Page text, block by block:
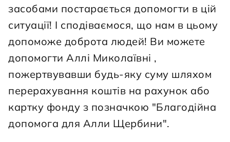
засобами постарається допомогти в цій
ситуації! І сподіваємося, що нам в цьому
допоможе доброта людей! Ви можете
допомогти Аллі Миколаївні ,
пожертвувавши будь-яку суму шляхом
перерахування коштів на рахунок або
картку фонду з позначкою "Благодійна
допомога для Алли Щербини".